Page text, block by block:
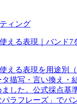
ィング
える表現｜バンド7
える表現を用途別
描写・言い換え・
ました。公式採点基
ラフレーズ」でバ